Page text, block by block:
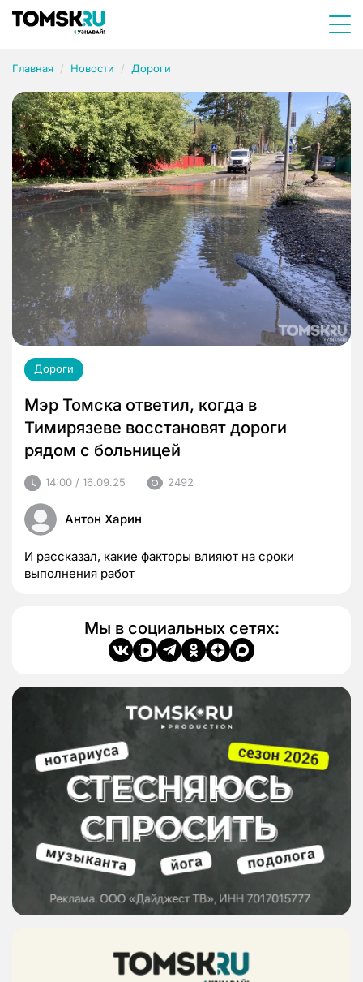
Главная Новости Дороги
Дороги
Мэр Томска ответил, когда в
Тимирязеве восстановят дороги
рядом с больницей
14:00 / 16.09.25 2492
Антон Харин
И рассказал, какие факторы влияют на сроки
выполнения работ
Мы в социальных сетях: